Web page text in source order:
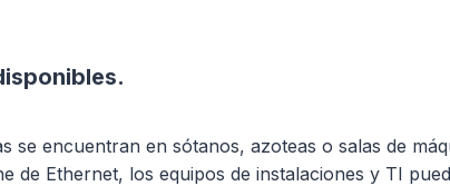
se encuentran en sótanos, azoteas o salas de
de Ethernet, los equipos de instalaciones y TI